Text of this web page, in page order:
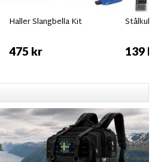
Haller Slangbella Kit
475 kr 139